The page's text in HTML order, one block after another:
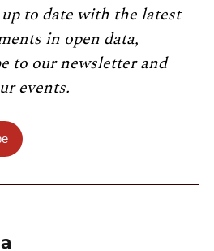
up to date with the latest
in open data,
to our newsletter and
events.